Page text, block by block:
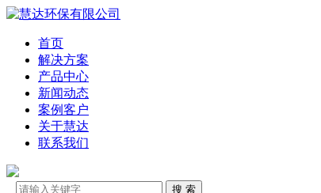
首页
解决方案
产品中心
新闻动态
案例客户
关于慧达
联系我们